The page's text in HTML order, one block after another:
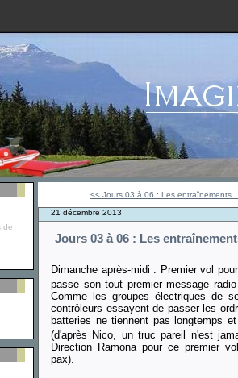
de
<< Jours 03 à 06 : Les entraînements...
21 décembre 2013
Jours 03 à 06 : Les
Dimanche après-midi : Premier vol
passe son tout premier message
Comme les groupes électriques de
contrôleurs essayent de passer les
batteries ne tiennent pas longtemps
(d'après Nico, un truc pareil n'est
Direction Ramona pour ce premier
pax).